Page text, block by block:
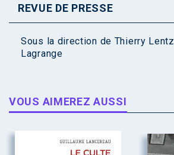
REVUE DE PRESSE
Sous la direction de Thierry Lentz
Lagrange
VOUS AIMEREZ AUSSI